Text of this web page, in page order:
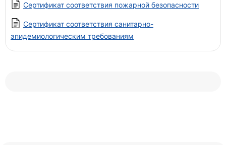
Сертификат соответствия пожарной безопасности
Сертификат соответствия санитарно-
эпидемиологическим требованиям